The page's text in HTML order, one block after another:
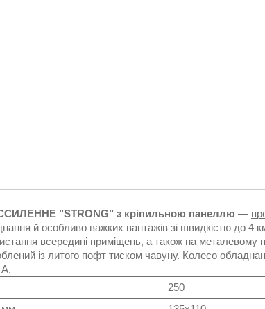
"STRONG" з кріпильною панеллю —
й особливо важких вантажів зі швидкістю до 4
всередині приміщень, а також на металевому
із литого пофт тиском чавуну. Колесо
250